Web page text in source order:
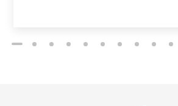
2 3 4 5 6 7 8 9 10